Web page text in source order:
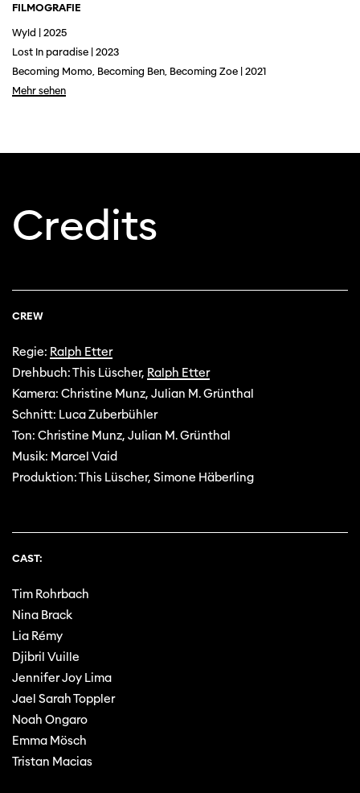
FILMOGRAFIE
Wyld | 2025
Lost In paradise | 2023
Becoming Momo, Becoming Ben, Becoming Zoe | 2021
Mehr sehen
Credits
CREW
Regie: Ralph Etter
Drehbuch: This Lüscher, Ralph Etter
Kamera: Christine Munz, Julian M. Grünthal
Schnitt: Luca Zuberbühler
Ton: Christine Munz, Julian M. Grünthal
Musik: Marcel Vaid
Produktion: This Lüscher, Simone Häberling
CAST:
Tim Rohrbach
Nina Brack
Lia Rémy
Djibril Vuille
Jennifer Joy Lima
Jael Sarah Toppler
Noah Ongaro
Emma Mösch
Tristan Macias